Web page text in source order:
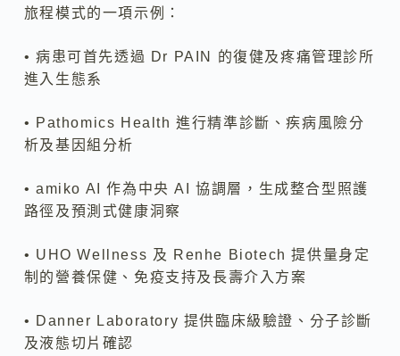
旅程模式的一項示例：
• 病患可首先透過 Dr PAIN 的復健及疼痛管理診所
進入生態系
• Pathomics Health 進行精準診斷、疾病風險分
析及基因組分析
• amiko AI 作為中央 AI 協調層，生成整合型照護
路徑及預測式健康洞察
• UHO Wellness 及 Renhe Biotech 提供量身定
制的營養保健、免疫支持及長壽介入方案
• Danner Laboratory 提供臨床級驗證、分子診斷
及液態切片確認